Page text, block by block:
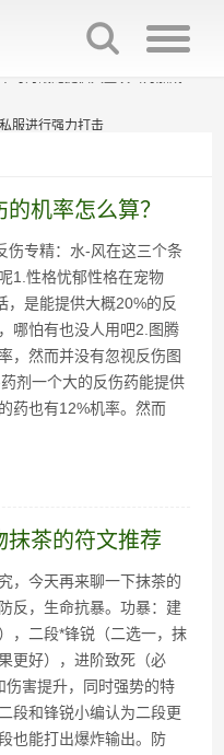
肩同行
可为战宠提供大量攻击力加成
满档信息，避免遗漏。
支持一机多控）
肩同行
可为战宠提供大量攻击力加成
服进行强力打击
满档信息，避免遗漏。
机率怎么算？
伤专精：水-风在这三个条
1.性格忧郁性格在宠物
，是能提供大概20%的反
哪怕有也没人用吧2.图腾
，然而并没有忽视反伤图
剂一个大的反伤药能提供
药也有12%机率。然而
抹茶的符文推荐
，今天再来聊一下抹茶的
反，生命抗暴。功暴：建
，二段*锋锐（二选一，抹
更好），进阶致死（必
伤害提升，同时强势的特
段和锋锐小编认为二段更
也能打出爆炸输出。防